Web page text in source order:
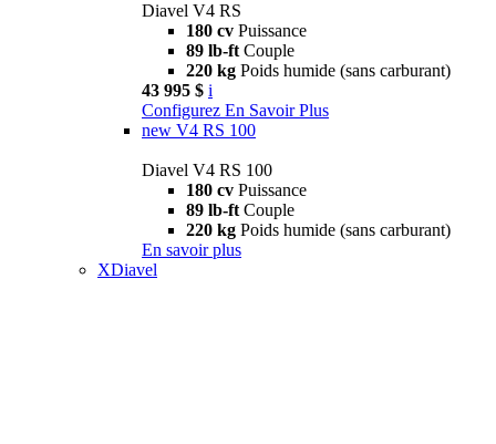
Diavel V4 RS
180 cv Puissance
89 lb-ft Couple
220 kg Poids humide (sans carburant)
43 995 $ i
Configurez En Savoir Plus
new V4 RS 100
Diavel V4 RS 100
180 cv Puissance
89 lb-ft Couple
220 kg Poids humide (sans carburant)
En savoir plus
XDiavel